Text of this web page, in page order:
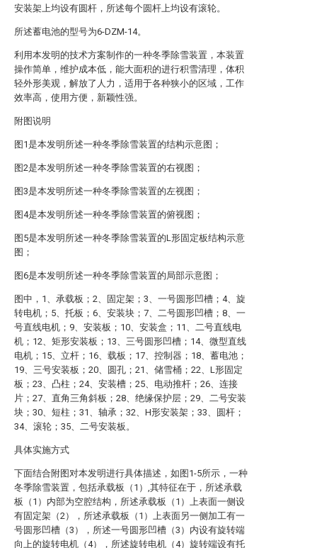
安装架上均设有圆杆，所述每个圆杆上均设有滚轮。
所述蓄电池的型号为6-DZM-14。
利用本发明的技术方案制作的一种冬季除雪装置，本装置
操作简单，维护成本低，能大面积的进行积雪清理，体积
轻外形美观，解放了人力，适用于各种狭小的区域，工作
效率高，使用方便，新颖性强。
附图说明
图1是本发明所述一种冬季除雪装置的结构示意图；
图2是本发明所述一种冬季除雪装置的右视图；
图3是本发明所述一种冬季除雪装置的左视图；
图4是本发明所述一种冬季除雪装置的俯视图；
图5是本发明所述一种冬季除雪装置的L形固定板结构示意
图；
图6是本发明所述一种冬季除雪装置的局部示意图；
图中，1、承载板；2、固定架；3、一号圆形凹槽；4、旋
转电机；5、托板；6、安装块；7、二号圆形凹槽；8、一
号直线电机；9、安装板；10、安装盒；11、二号直线电
机；12、矩形安装板；13、三号圆形凹槽；14、微型直线
电机；15、立杆；16、载板；17、控制器；18、蓄电池；
19、三号安装板；20、圆孔；21、储雪桶；22、L形固定
板；23、凸柱；24、安装槽；25、电动推杆；26、连接
片；27、直角三角斜板；28、绝缘保护层；29、二号安装
块；30、短柱；31、轴承；32、H形安装架；33、圆杆；
34、滚轮；35、二号安装板。
具体实施方式
下面结合附图对本发明进行具体描述，如图1-5所示，一种
冬季除雪装置，包括承载板（1）,其特征在于，所述承载
板（1）内部为空腔结构，所述承载板（1）上表面一侧设
有固定架（2），所述承载板（1）上表面另一侧加工有一
号圆形凹槽（3），所述一号圆形凹槽（3）内设有旋转端
向上的旋转电机（4），所述旋转电机（4）旋转端设有托